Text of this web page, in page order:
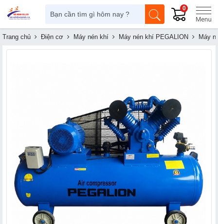
0
Trang chủ Điện cơ Máy nén khí Máy nén khí PEGALION Máy